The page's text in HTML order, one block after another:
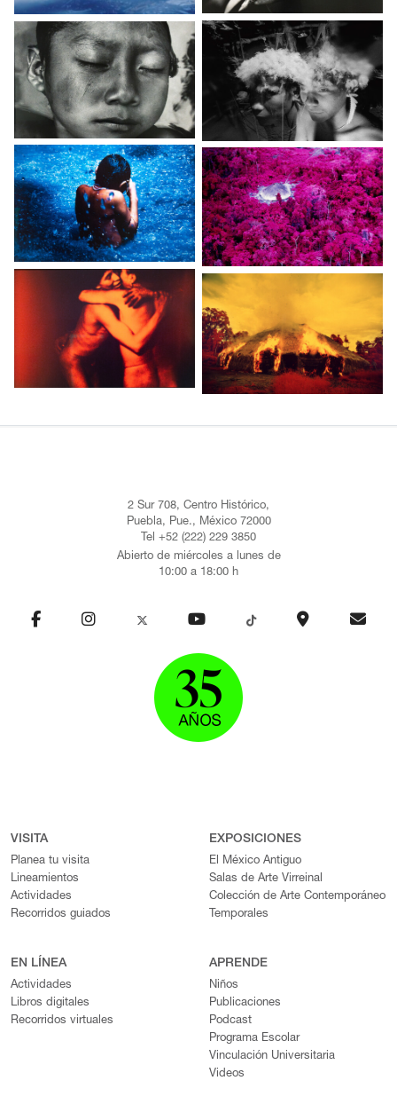
2 Sur 708, Centro Histórico,
Puebla, Pue., México 72000
Tel +52 (222) 229 3850
Abierto de miércoles a lunes de
10:00 a 18:00 h
VISITA
Planea tu visita
Lineamientos
Actividades
Recorridos guiados
EXPOSICIONES
El México Antiguo
Salas de Arte Virreinal
Colección de Arte Contemporáneo
Temporales
EN LÍNEA
Actividades
Libros digitales
Recorridos virtuales
APRENDE
Niños
Publicaciones
Podcast
Programa Escolar
Vinculación Universitaria
Videos